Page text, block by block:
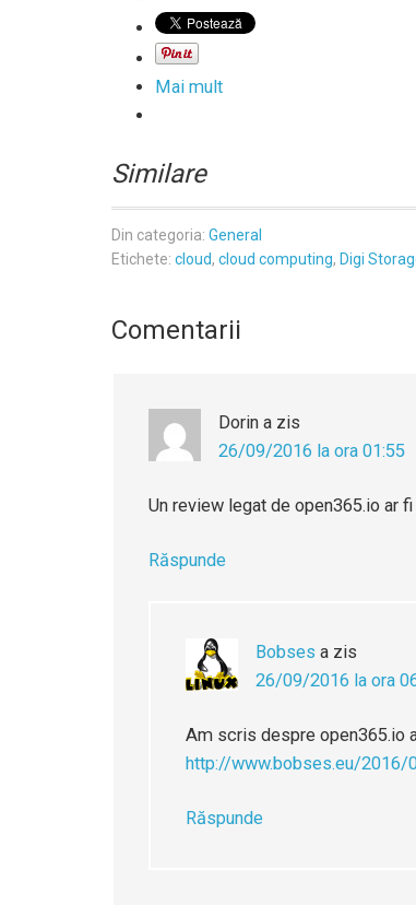
Mai mult
Similare
Din categoria: General
Etichete: cloud, cloud computing, Digi
Comentarii
Dorin a zis
26/09/2016 la ora 01:55
Un review legat de open365.io ar
Răspunde
Bobses a zis
26/09/2016 la ora
Am scris despre open365.io
http://www.bobses.eu/
Răspunde